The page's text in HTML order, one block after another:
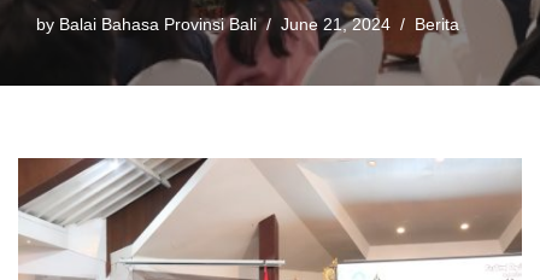
by Balai Bahasa Provinsi Bali June 21, 2024 Berita